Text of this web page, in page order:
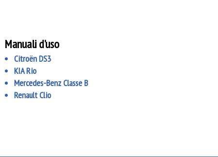
Manuali d'uso
Citroën DS3
KIA Rio
Mercedes-Benz Classe B
Renault Clio